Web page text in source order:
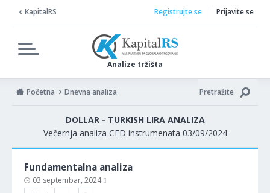
KapitalRS
Analize tržišta
Registrujte se Prijavite se
Početna Dnevna analiza Pretražite
DOLLAR - TURKISH LIRA ANALIZA
Večernja analiza CFD instrumenata 03/09/2024
Fundamentalna analiza
03 septembar, 2024